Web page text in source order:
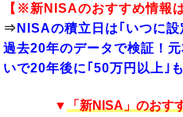
【※新NISAのおすすめ情報
⇒ NISAの積立日は｢いつに
過去20年のデータで検証！
いで20年後に｢50万円以上｣
▼ 「新NISA」のおす